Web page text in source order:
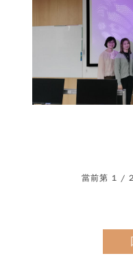
當前第 1 /